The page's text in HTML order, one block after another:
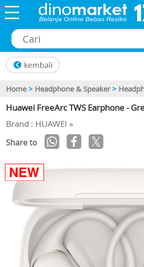
Home > Headphone & Speaker >
Huawei FreeArc TWS Earphone -
Brand : HUAWEI »
Share to